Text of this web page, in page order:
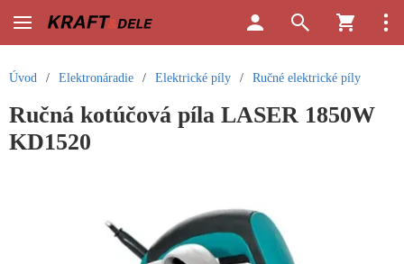
Úvod / Elektronáradie / Elektrické píly / Ručné elektrické píly
Ručná kotúčová píla LASER 1850W
KD1520